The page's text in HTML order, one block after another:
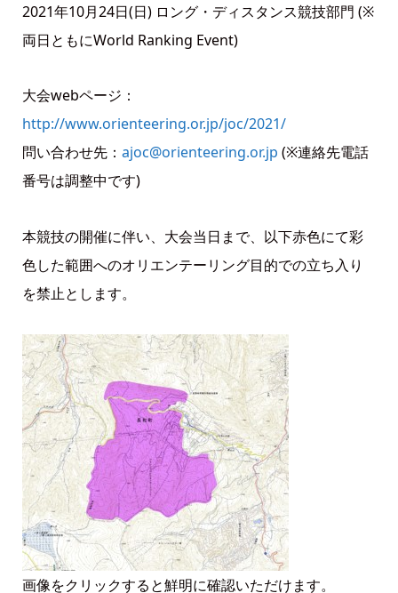
2021年10月24日(日) ロング・ディスタンス競技部門 (※
両日ともにWorld Ranking Event)
大会webページ：
http://www.orienteering.or.jp/joc/2021/
問い合わせ先： ajoc@orienteering.or.jp (※連絡先電話
番号は調整中です)
本競技の開催に伴い、大会当日まで、以下赤色にて彩
色した範囲へのオリエンテーリング目的での立ち入り
を禁止とします。
画像をクリックすると鮮明に確認いただけます。